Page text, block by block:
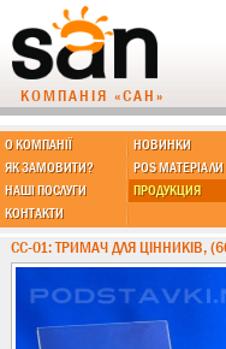
КОМПАНІЯ «САН»
О КОМПАНІЇ
НОВИНКИ
ЯК ЗАМОВИТИ?
POS МАТЕРІАЛИ
НАШІ ПОСЛУГИ
ПРОДУКЦИЯ
КОНТАКТИ
МЫ ДЕЛАЕМ:
Підставки із пластику
Новинки !!!
Різні підставки
Під поліграфію
CC-01: ТРИМАЧ ДЛЯ ЦІННИКІВ,